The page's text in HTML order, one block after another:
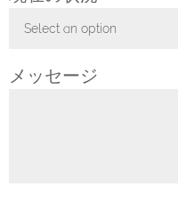
Select an option
メッセージ